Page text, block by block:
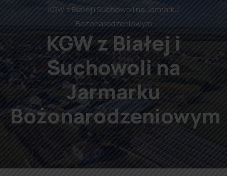
KGW z Białej i Suchowoli na Jarmarku
Bożonarodzeniowym
KGW z Białej i
Suchowoli na
Jarmarku
Bożonarodzeniowym